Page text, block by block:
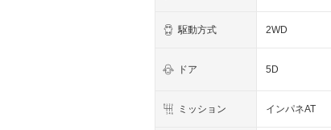
駆動方式 2WD
ドア 5D
ミッション インパネAT